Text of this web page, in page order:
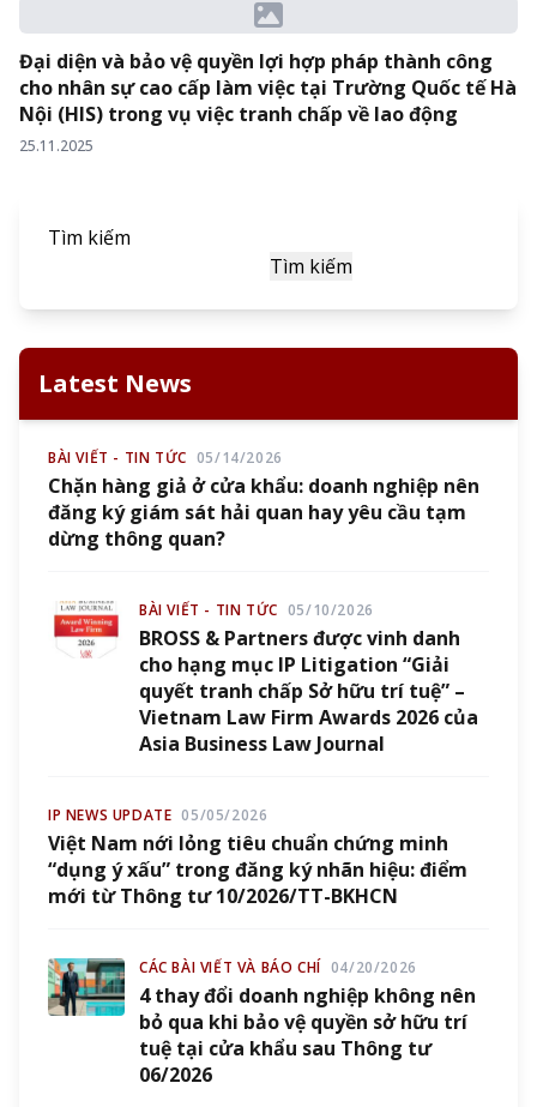
Đại diện và bảo vệ quyền lợi hợp pháp thành công
cho nhân sự cao cấp làm việc tại Trường Quốc tế Hà
Nội (HIS) trong vụ việc tranh chấp về lao động
25.11.2025
Tìm kiếm
Tìm kiếm
Latest News
BÀI VIẾT - TIN TỨC 05/14/2026
Chặn hàng giả ở cửa khẩu: doanh nghiệp nên
đăng ký giám sát hải quan hay yêu cầu tạm
dừng thông quan?
BÀI VIẾT - TIN TỨC 05/10/2026
BROSS & Partners được vinh danh
cho hạng mục IP Litigation “Giải
quyết tranh chấp Sở hữu trí tuệ” –
Vietnam Law Firm Awards 2026 của
Asia Business Law Journal
IP NEWS UPDATE 05/05/2026
Việt Nam nới lỏng tiêu chuẩn chứng minh
“dụng ý xấu” trong đăng ký nhãn hiệu: điểm
mới từ Thông tư 10/2026/TT-BKHCN
CÁC BÀI VIẾT VÀ BÁO CHÍ 04/20/2026
4 thay đổi doanh nghiệp không nên
bỏ qua khi bảo vệ quyền sở hữu trí
tuệ tại cửa khẩu sau Thông tư
06/2026